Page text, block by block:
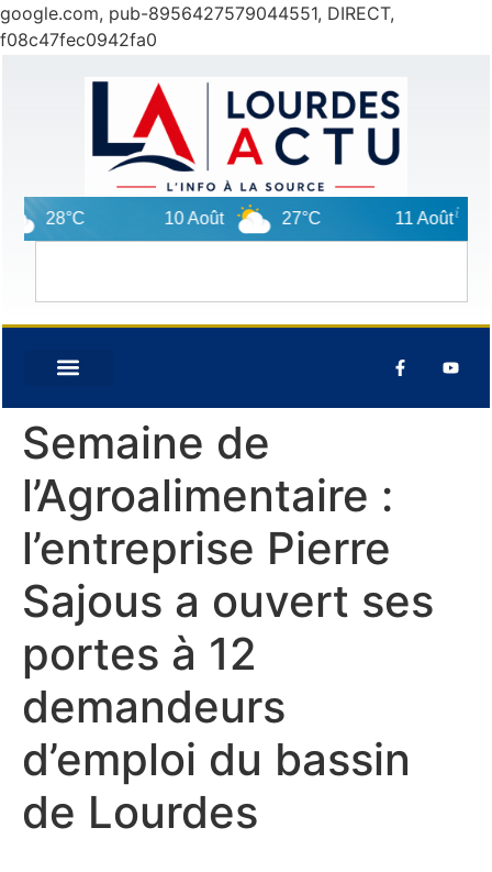
google.com, pub-8956427579044551, DIRECT,
f08c47fec0942fa0
28°C 10 Août 27°C 11 Août
Semaine de
l’Agroalimentaire :
l’entreprise Pierre
Sajous a ouvert ses
portes à 12
demandeurs
d’emploi du bassin
de Lourdes